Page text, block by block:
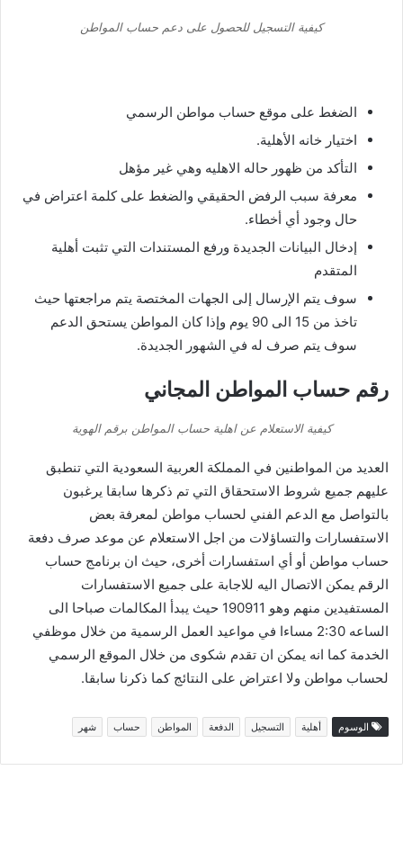
كيفية التسجيل للحصول على دعم حساب المواطن
الضغط على موقع حساب مواطن الرسمي
اختيار خانه الأهلية.
التأكد من ظهور حاله الاهليه وهي غير مؤهل
معرفة سبب الرفض الحقيقي والضغط على كلمة اعتراض في
حال وجود أي أخطاء.
إدخال البيانات الجديدة ورفع المستندات التي تثبت أهلية
المتقدم
سوف يتم الإرسال إلى الجهات المختصة يتم مراجعتها حيث
تاخذ من 15 الى 90 يوم وإذا كان المواطن يستحق الدعم
سوف يتم صرف له في الشهور الجديدة.
رقم حساب المواطن المجاني
كيفية الاستعلام عن اهلية حساب المواطن برقم الهوية
العديد من المواطنين في المملكة العربية السعودية التي تنطبق
عليهم جميع شروط الاستحقاق التي تم ذكرها سابقا يرغبون
بالتواصل مع الدعم الفني لحساب مواطن لمعرفة بعض
الاستفسارات والتساؤلات من اجل الاستعلام عن موعد صرف دفعة
حساب مواطن أو أي استفسارات أخرى، حيث ان برنامج حساب
الرقم يمكن الاتصال اليه للاجابة على جميع الاستفسارات
المستفيدين منهم وهو 190911 حيث يبدأ المكالمات صباحا الى
الساعه 2:30 مساءا في مواعيد العمل الرسمية من خلال موظفي
الخدمة كما انه يمكن ان تقدم شكوى من خلال الموقع الرسمي
لحساب مواطن ولا اعتراض على النتائج كما ذكرنا سابقا.
الوسوم أهلية التسجيل الدفعة المواطن حساب شهر